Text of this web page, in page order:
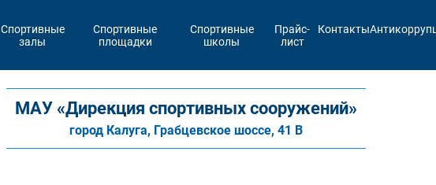
Спортивные
залы
Спортивные
площадки
Спортивные
школы
Прайс-
лист
Контакты
МАУ «Дирекция спортивных сооружений»
город Калуга, Грабцевское шоссе, 41 В